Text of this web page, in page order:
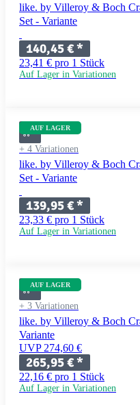
like. by Villeroy & Boch
Set - Variante
140,45 €*
23,41 € pro 1 Stück
Auf Lager in Variationen
AUF LAGER
+ 4 Variationen
like. by Villeroy & Boch
Set - Variante
139,95 €*
23,33 € pro 1 Stück
Auf Lager in Variationen
AUF LAGER
+ 3 Variationen
like. by Villeroy & Boch
Variante
UVP 274,60 €
265,95 €*
22,16 € pro 1 Stück
Auf Lager in Variationen